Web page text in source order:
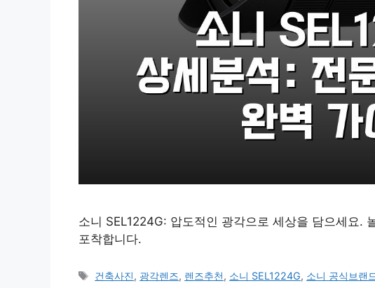
소니 SEL1224G: 압도적인 광각으로 세상을 담으세요.
포착합니다.
태
건축사진, 광각렌즈, 렌즈추천, 소니 SEL1224G, 소니 공식브랜